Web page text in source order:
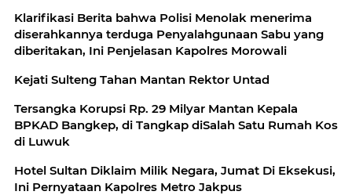
Klarifikasi Berita bahwa Polisi Menolak menerima
diserahkannya terduga Penyalahgunaan Sabu yang
diberitakan, Ini Penjelasan Kapolres Morowali
Kejati Sulteng Tahan Mantan Rektor Untad
Tersangka Korupsi Rp. 29 Milyar Mantan Kepala
BPKAD Bangkep, di Tangkap diSalah Satu Rumah Kos
di Luwuk
Hotel Sultan Diklaim Milik Negara, Jumat Di Eksekusi,
Ini Pernyataan Kapolres Metro Jakpus